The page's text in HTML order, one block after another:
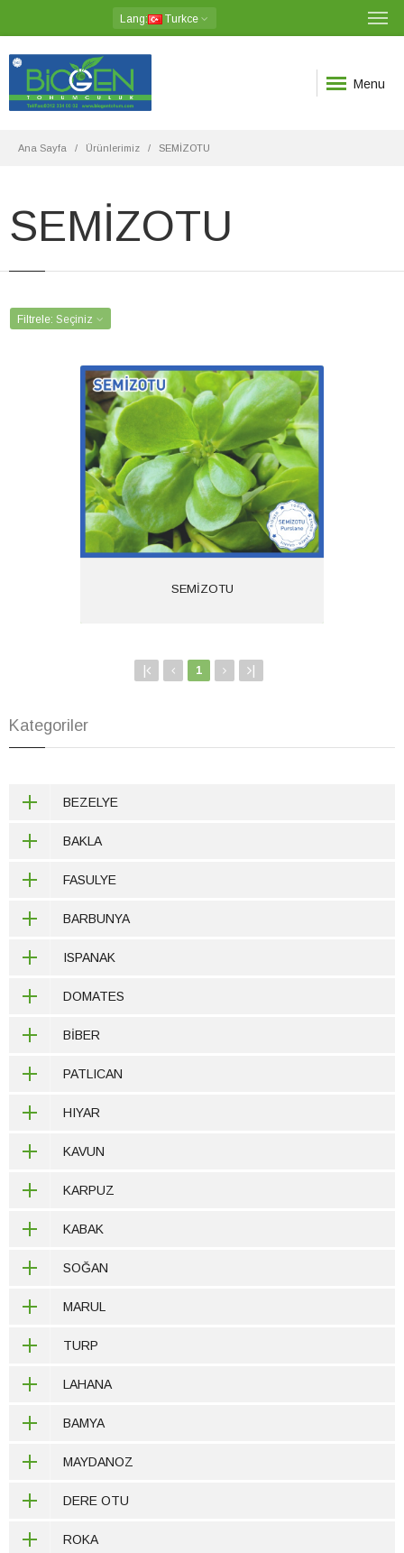
Lang: Turkce
Menu
Ana Sayfa Ürünlerimiz SEMİZOTU
SEMİZOTU
Filtrele: Seçiniz
SEMİZOTU
SEMİZOTU
Ürün Kodu: 1680
Kategoriler:
SEMİZOTU
| 1 |
Kategoriler
BEZELYE
BAKLA
FASULYE
BARBUNYA
ISPANAK
DOMATES
BİBER
PATLICAN
HIYAR
KAVUN
KARPUZ
KABAK
SOĞAN
MARUL
TURP
LAHANA
BAMYA
MAYDANOZ
DERE OTU
ROKA